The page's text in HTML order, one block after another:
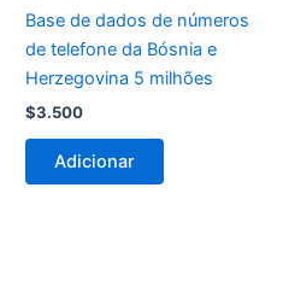
Base de dados de números
de telefone da Bósnia e
Herzegovina 5 milhões
$3.500
Adicionar